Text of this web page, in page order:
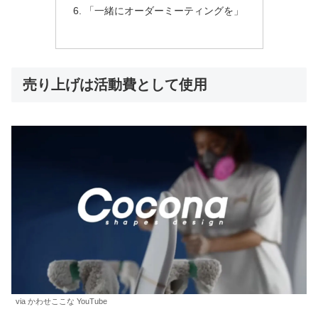
「一緒にオーダーミーティングを」
売り上げは活動費として使用
via かわせここな YouTube